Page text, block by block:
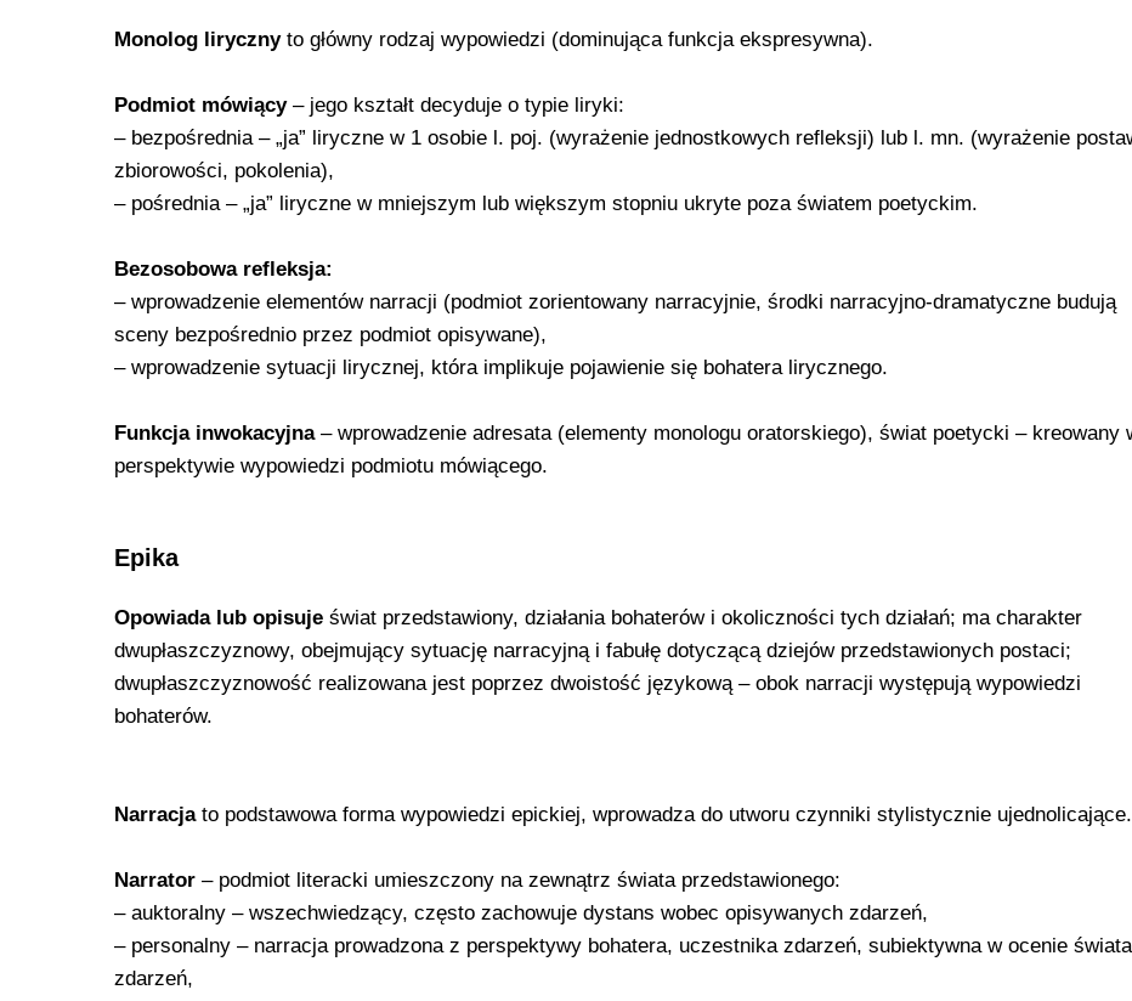
Monolog lirycznyto główny rodzaj wypowiedzi (dominująca funkcja ekspresywna).
Podmiot mówiący– jego kształt decyduje o typie liryki:
– bezpośrednia – „ja” liryczne w 1 osobie l. poj. (wyrażenie jednostkowych refleksji) lub l. mn. (wyrażenie
zbiorowości, pokolenia),
– pośrednia – „ja” liryczne w mniejszym lub większym stopniu ukryte poza światem poetyckim.
Bezosobowa refleksja:
– wprowadzenie elementów narracji (podmiot zorientowany narracyjnie, środki narracyjno-dramatyczne budują
sceny bezpośrednio przez podmiot opisywane),
– wprowadzenie sytuacji lirycznej, która implikuje pojawienie się bohatera lirycznego.
Funkcja inwokacyjna– wprowadzenie adresata (elementy monologu oratorskiego), świat poetycki – kreowany
perspektywie wypowiedzi podmiotu mówiącego.
Epika
Opowiada lub opisuje świat przedstawiony, działania bohaterów i okoliczności tych działań; ma charakter
dwupłaszczyznowy, obejmujący sytuację narracyjną i fabułę dotyczącą dziejów przedstawionych postaci;
dwupłaszczyznowość realizowana jest poprzez dwoistość językową – obok narracji występują wypowiedzi
bohaterów.
Narracjato podstawowa forma wypowiedzi epickiej, wprowadza do utworu czynniki stylistycznie ujednolicające.
Narrator – podmiot literacki umieszczony na zewnątrz świata przedstawionego:
– auktoralny – wszechwiedzący, często zachowuje dystans wobec opisywanych zdarzeń,
– personalny – narracja prowadzona z perspektywy bohatera, uczestnika zdarzeń, subiektywna w ocenie
zdarzeń,